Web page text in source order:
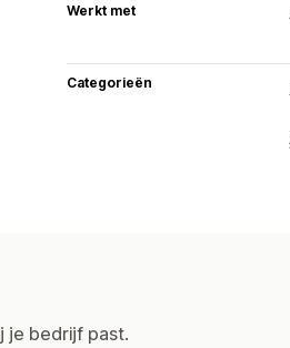
Werkt met
Categorieën
je bedrijf past.